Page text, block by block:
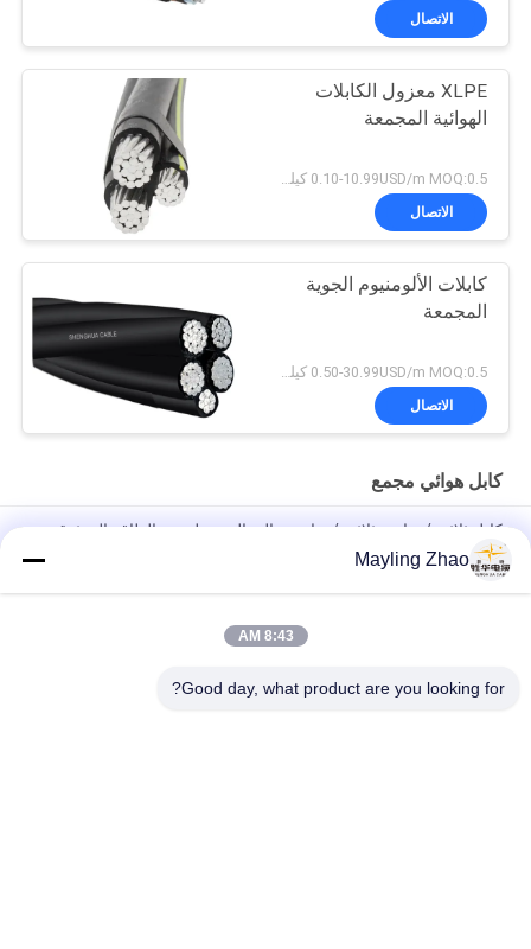
الاتصال
XLPE معزول الكابلات
الهوائية المجمعة
الاتصال
كابلات الألومنيوم الجوية
المجمعة
الاتصال
كابل هوائي مجمع
كابل ثلاثي / رباعي ثلاثي / رباعي عالي الجودة لتوزيع الطاقة الموثوق به
كابل لخطوط نقل الطاقة الجوية
كابل كهرباء شينغهوا كابل عازل Xlpe ، كابل كهرباء هوائي مع موصل
Mayling Zhao
8:43 AM
Good day, what product are you looking for?